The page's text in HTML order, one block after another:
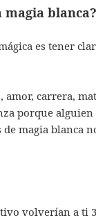
magia blanca?
es tener
amor, carrera,
porque
magia blanca
volverían a ti